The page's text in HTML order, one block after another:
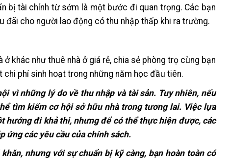
bị tài chính từ sớm là một bước đi quan trọng. Các bạn
cho người lao động có thu nhập thấp khi ra trường.
khác như thuê nhà ở giá rẻ, chia sẻ phòng trọ cùng bạn
phí sinh hoạt trong những năm học đầu tiên.
vì những lý do về thu nhập và tài sản. Tuy nhiên, nếu
tìm kiếm cơ hội sở hữu nhà trong tương lai. Việc lựa
hướng đi khả thi, nhưng để có thể thực hiện được, các
ứng các yêu cầu của chính sách.
nhưng với sự chuẩn bị kỹ càng, bạn hoàn toàn có